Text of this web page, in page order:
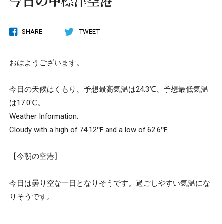
SHARE TWEET
おはようございます。
今日の天候はくもり、予想最高気温は24.3℃、予想最低気温
は17.0℃。
Weather Information:
Cloudy with a high of 74.12℉ and a low of 62.6℉.
【今朝の空港】
今日は曇り空な一日となりそうです。過ごしやすい気温にな
りそうです。